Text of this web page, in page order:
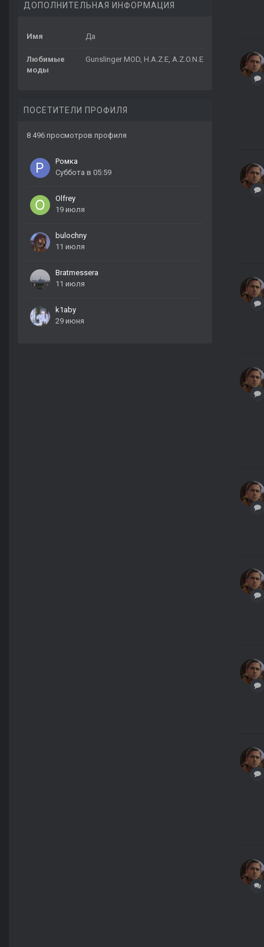
ДОПОЛНИТЕЛЬНАЯ ИНФОРМАЦИЯ
Имя Да
Любимые
моды
Gunslinger MOD, H.A.Z.E, A.Z.O.N.E
ПОСЕТИТЕЛИ ПРОФИЛЯ
8 496 просмотров профиля
Ромка
Суббота в 05:59
Olfrey
19 июля
bulochny
11 июля
Bratmessera
11 июля
k1aby
29 июня